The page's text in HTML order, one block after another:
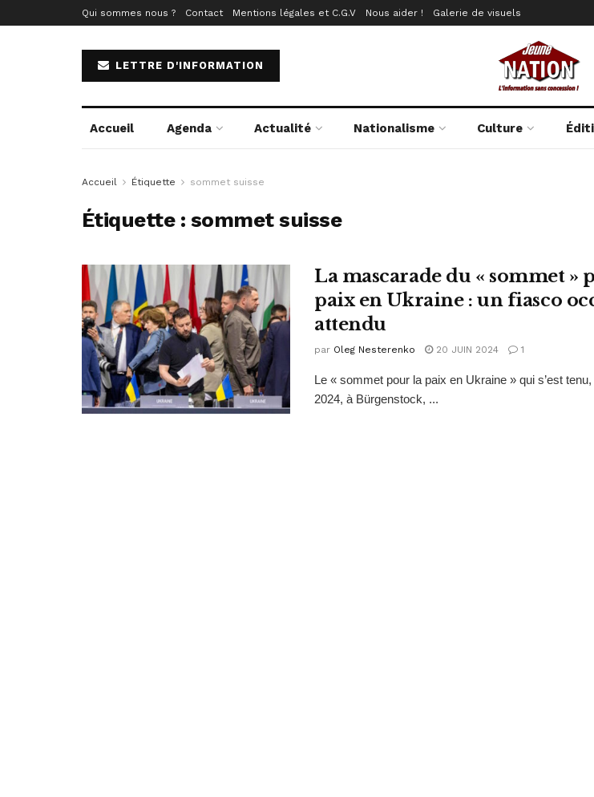
Qui sommes nous ? Contact Mentions légales et C.G.V Nous aider ! Galerie de visuels
LETTRE D'INFORMATION
Accueil Agenda Actualité Nationalisme Culture
Accueil Étiquette sommet suisse
Étiquette : sommet suisse
La mascarade du « sommet »
paix en Ukraine : un fiasco
attendu
par Oleg Nesterenko 20 JUIN 2024 1
Le « sommet pour la paix en Ukraine » qui s’est
2024, à Bürgenstock, ...